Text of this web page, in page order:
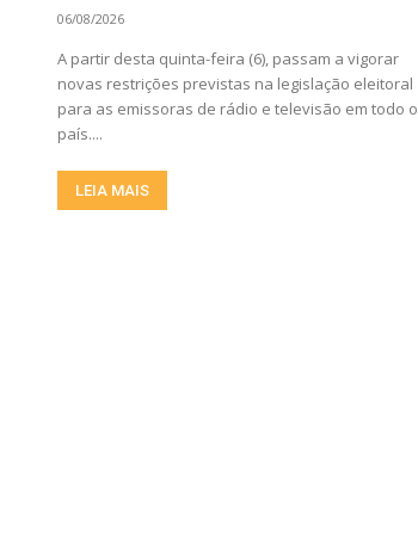
06/08/2026
A partir desta quinta-feira (6), passam a vigorar
novas restrições previstas na legislação eleitoral
para as emissoras de rádio e televisão em todo o
país....
LEIA MAIS